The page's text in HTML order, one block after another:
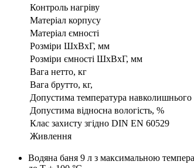
Контроль нагріву
Матеріал корпусу
Матеріал ємності
Розміри ШхВхГ, мм
Розміри ємності ШхВхГ, мм
Вага нетто, кг
Вага брутто, кг,
Допустима температура
Допустима відносна вологість, %
Клас захисту згідно DIN EN 60529
Живлення
Водяна баня 9 л з максимальною